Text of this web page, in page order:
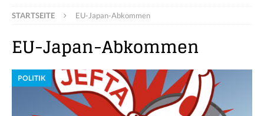
STARTSEITE EU-Japan-Abkommen
EU-Japan-Abkommen
POLITIK